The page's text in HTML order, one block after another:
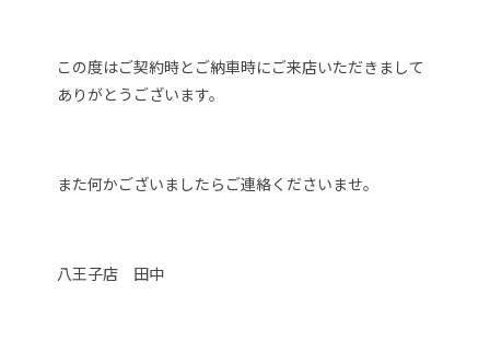
この度はご契約時とご納車時にご来店いただきまして
ありがとうございます。
また何かございましたらご連絡くださいませ。
八王子店 田中